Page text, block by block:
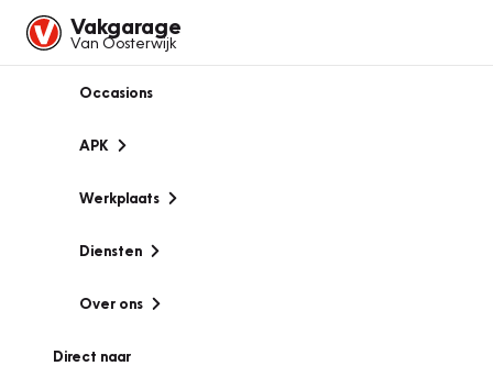
Vakgarage
Van Oosterwijk
Occasions
APK
Werkplaats
Diensten
Over ons
Direct naar